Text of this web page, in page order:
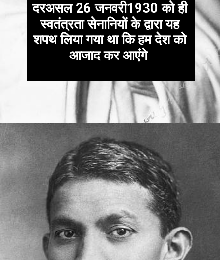
दरअसल 26 जनवरी1930 को ही
स्वतंत्रता सेनानियों के द्वारा यह
शपथ लिया गया था कि हम देश को
आजाद कर आएंगे